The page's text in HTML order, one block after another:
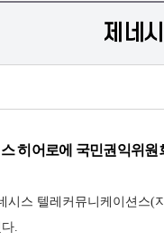
제네
히어로에 국민권익위원
시스 텔레커뮤니케이션스(
.